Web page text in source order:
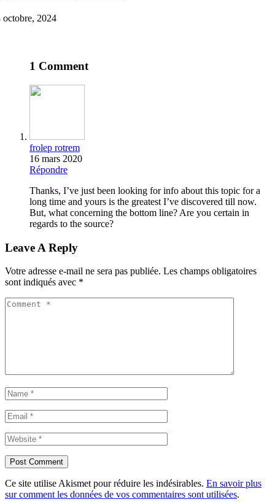
octobre, 2024
1 Comment
frolep rotrem
16 mars 2020
Répondre
Thanks, I’ve just been looking for info about this topic for a
long time and yours is the greatest I’ve discovered till now.
But, what concerning the bottom line? Are you certain in
regards to the source?
Leave A Reply
Votre adresse e-mail ne sera pas publiée. Les champs obligatoires
sont indiqués avec *
Ce site utilise Akismet pour réduire les indésirables. En savoir plus
sur comment les données de vos commentaires sont utilisées.